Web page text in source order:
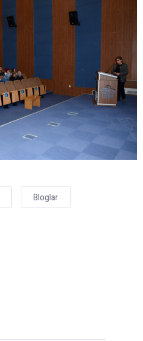
Bloglar